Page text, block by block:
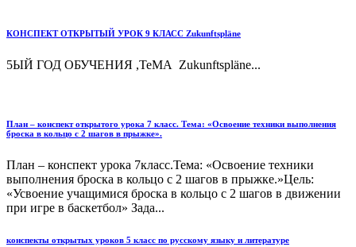
КОНСПЕКТ ОТКРЫТЫЙ УРОК 9 КЛАСС Zukunftspläne
5ЫЙ ГОД ОБУЧЕНИЯ ,ТеМА Zukunftspläne...
План – конспект открытого урока 7 класс. Тема: «Освоение техники выполнения
броска в кольцо с 2 шагов в прыжке».
План – конспект урока 7класс.Тема: «Освоение техники
выполнения броска в кольцо с 2 шагов в прыжке.»Цель:
«Усвоение учащимися броска в кольцо с 2 шагов в движении
при игре в баскетбол» Зада...
конспекты открытых уроков 5 класс по русскому языку и литературе